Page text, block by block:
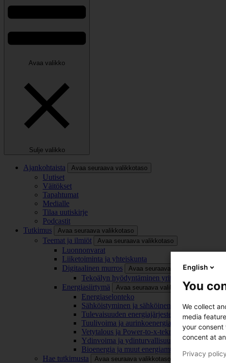
Avaa valikko
Sulje valikko
Ajankohtaista Avaa seuraava valikkotaso
Uutiset
Väitökset
Tapahtumat
Medialle
Tilaa uutiskirje
Podcastit
Tutkimus
Avaa seuraava valikkotaso
Teemat ja ilmiöt Avaa seuraava valikkotaso
Luonnonvarat
Liiketoiminta ja yhteiskunta
Digitaalinen murros
Avaa seuraava valikkotaso
Tekoälyn hyödyntäminen yrityksissä
Energiasiirtymä
Avaa seuraava valikkotaso
Energiaselonteko
Sähköistyminen ja sähköinen liikenne
Tulevaisuuden energiajärjestelmä
Tuulivoima ja aurinkoenergia
Vetytalous ja Power-to-x-teknologia
Ydinvoima ja ydinturvallisuus
Bioenergia ja muut energiamuodot
Hae tutkimusta
Avaa seuraava valikkotaso
English
You
We collect
media
your consent
concent at
Privacy policy